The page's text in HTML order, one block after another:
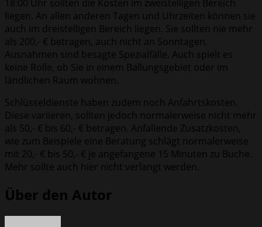
18:00 Uhr sollten die Kosten im zweistelligen Bereich
liegen. An allen anderen Tagen und Uhrzeiten können sie
auch im dreistelligen Bereich liegen. Sie sollten nie mehr
als 200,- € betragen, auch nicht an Sonntagen.
Ausnahmen sind besagte Spezialfälle. Auch spielt es
keine Rolle, ob Sie in einem Ballungsgebiet oder im
ländlichen Raum wohnen.
Schlüsseldienste haben zudem noch Anfahrtskosten.
Diese variieren, sollten jedoch normalerweise nicht mehr
als 50,- € bis 60,- € betragen. Anfallende Zusatzkosten,
wie zum Beispiele eine Beratung schlägt normalerweise
mit 20,- € bis 50,- € je angefangene 15 Minuten zu Buche.
Mehr sollte auch hier nicht verlangt werden.
Über den Autor